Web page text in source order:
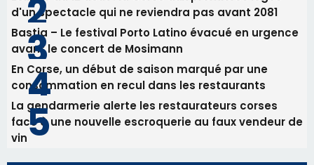
avant le concert de Mosimann
En Corse, un début de saison marqué par une
consommation en recul dans les restaurants
La gendarmerie alerte les restaurateurs corses
face à une nouvelle escroquerie au faux vendeur de
vin
Newsletter